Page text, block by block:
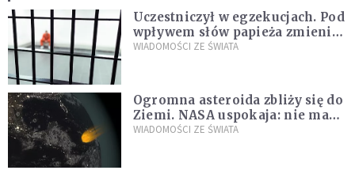
Uczestniczył w egzekucjach. Pod
wpływem słów papieża zmienił
zdanie
WIADOMOŚCI ZE ŚWIATA
Ogromna asteroida zbliży się do
Ziemi. NASA uspokaja: nie ma
zagrożenia
WIADOMOŚCI ZE ŚWIATA